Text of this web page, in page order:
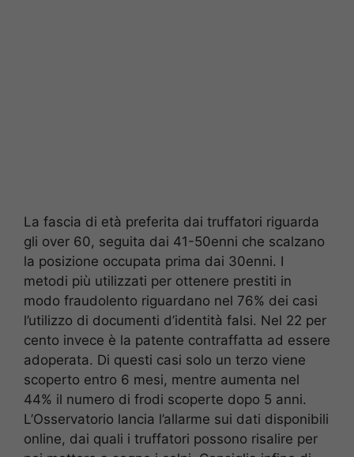
La fascia di età preferita dai truffatori riguarda
gli over 60, seguita dai 41-50enni che scalzano
la posizione occupata prima dai 30enni. I
metodi più utilizzati per ottenere prestiti in
modo fraudolento riguardano nel 76% dei casi
l’utilizzo di documenti d’identità falsi. Nel 22 per
cento invece è la patente contraffatta ad essere
adoperata. Di questi casi solo un terzo viene
scoperto entro 6 mesi, mentre aumenta nel
44% il numero di frodi scoperte dopo 5 anni.
L’Osservatorio lancia l’allarme sui dati disponibili
online, dai quali i truffatori possono risalire per